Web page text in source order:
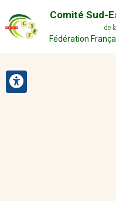
Comité Sud-
de
Fédération